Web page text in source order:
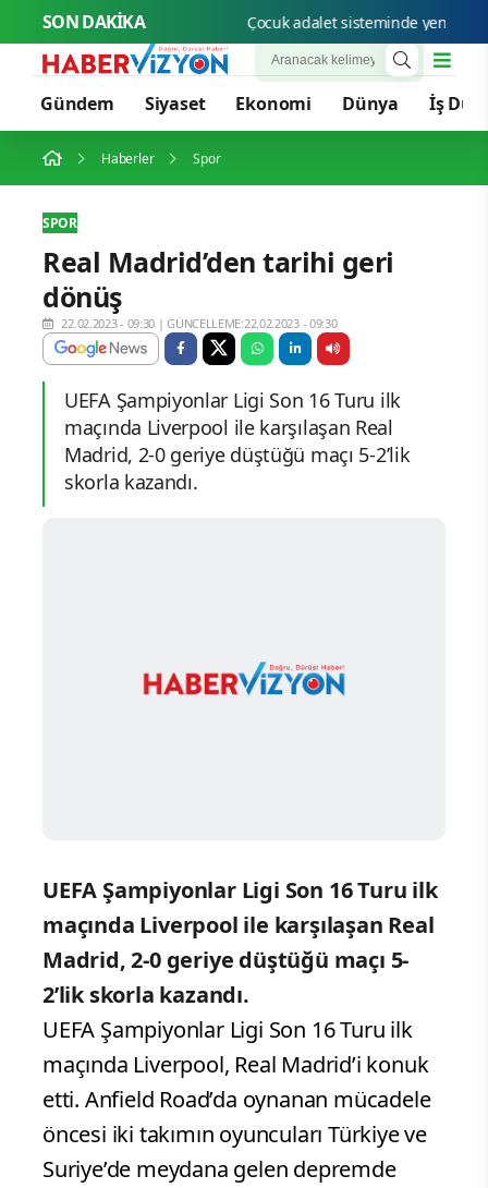
SON DAKİKA Çocuk adalet sisteminde yeni
Gündem Siyaset Ekonomi Dünya İş
Haberler Spor
SPOR
Real Madrid’den tarihi geri
dönüş
22.02.2023 - 09:30 |GÜNCELLEME:22.02.2023 - 09:30
UEFA Şampiyonlar Ligi Son 16 Turu ilk
maçında Liverpool ile karşılaşan Real
Madrid, 2-0 geriye düştüğü maçı 5-2’lik
skorla kazandı.
UEFA Şampiyonlar Ligi Son 16 Turu ilk
maçında Liverpool ile karşılaşan Real
Madrid, 2-0 geriye düştüğü maçı 5-
2’lik skorla kazandı.
UEFA Şampiyonlar Ligi Son 16 Turu ilk
maçında Liverpool, Real Madrid’i konuk
etti. Anfield Road’da oynanan mücadele
öncesi iki takımın oyuncuları Türkiye ve
Suriye’de meydana gelen depremde